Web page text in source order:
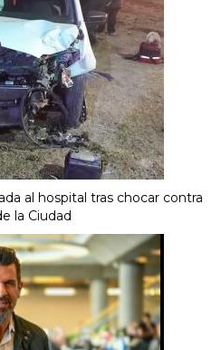
al hospital tras chocar contra
la Ciudad